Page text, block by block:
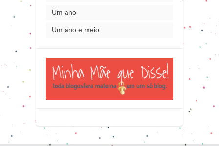
Um ano
Um ano e meio